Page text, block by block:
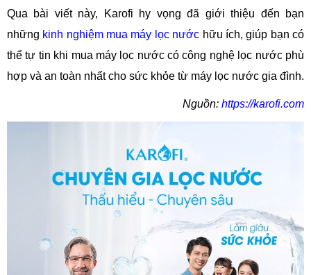
Qua bài viết này, Karofi hy vọng đã giới thiệu đến bạn
những kinh nghiệm mua máy lọc nước hữu ích, giúp bạn có
thể tự tin khi mua máy lọc nước có công nghệ lọc nước phù
hợp và an toàn nhất cho sức khỏe từ máy lọc nước gia đình.
Nguồn: https://karofi.com